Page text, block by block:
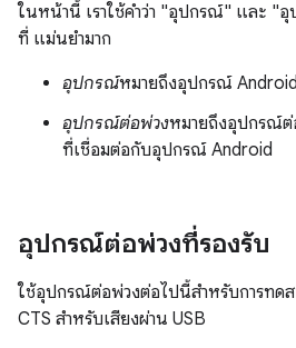
ในหน้านี้ เราใช้คำว่า "อุปกรณ์" และ
ที่ แม่นยำมาก
อุปกรณ์หมายถึงอุปกรณ์ Android
อุปกรณ์ต่อพ่วงหมายถึงอุปกรณ์ต่
ที่เชื่อมต่อกับอุปกรณ์ Android
อุปกรณ์ต่อพ่วงที่รองรับ
ใช้อุปกรณ์ต่อพ่วงต่อไปนี้สำหรับการทด
CTS สำหรับเสียงผ่าน USB